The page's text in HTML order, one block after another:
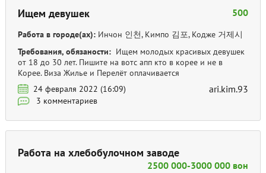
Ищем девушек 500
Работа в городе(ах): Инчон 인천, Кимпо 김포, Кодже 거제시
Требования, обязаности: Ищем молодых красивых девушек
от 18 до 30 лет. Пишите на вотс апп кто в корее и не в
Корее. Виза Жилье и Перелёт оплачивается
24 февраля 2022 (16:09)
3 комментариев
ari.kim.93
Работа на хлебобулочном заводе
2500 000-3000 000 вон